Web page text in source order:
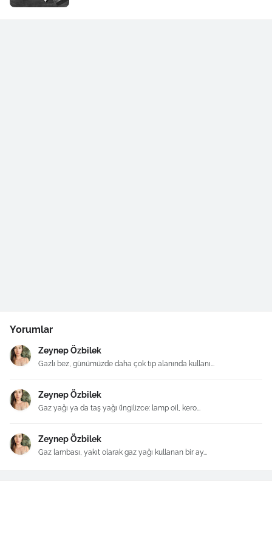
Yorumlar
Zeynep Özbilek
Gazlı bez, günümüzde daha çok tıp alanında kullanı...
Zeynep Özbilek
Gaz yağı ya da taş yağı (İngilizce: lamp oil, kero...
Zeynep Özbilek
Gaz lambası, yakıt olarak gaz yağı kullanan bir ay...